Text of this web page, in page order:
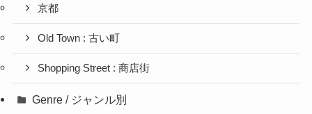
京都
Old Town : 古い町
Shopping Street : 商店街
Genre / ジャンル別